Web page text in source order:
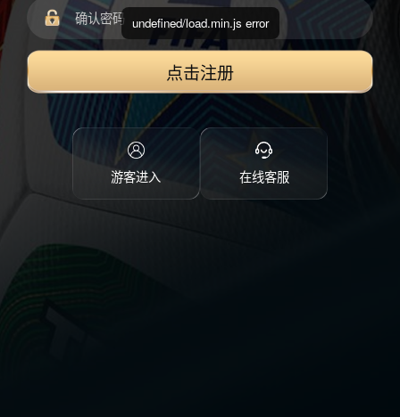
点击注册
游客进入 在线客服
undefined/load.min.js error